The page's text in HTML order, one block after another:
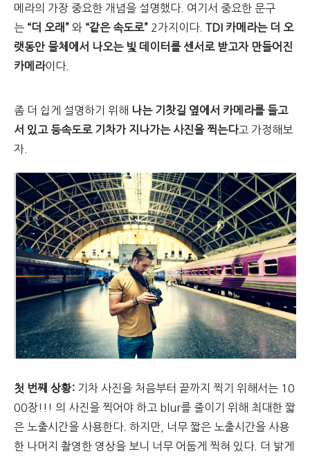
메라의 가장 중요한 개념을 설명했다. 여기서 중요한 문구
는 “더 오래” 와 “같은 속도로” 2가지이다. TDI 카메라는 더 오
랫동안 물체에서 나오는 빛 데이터를 센서로 받고자 만들어진
카메라이다.
좀 더 쉽게 설명하기 위해 나는 기찻길 옆에서 카메라를 들고
서 있고 등속도로 기차가 지나가는 사진을 찍는다고 가정해보
자.
첫 번째 상황: 기차 사진을 처음부터 끝까지 찍기 위해서는 10
00장!!! 의 사진을 찍어야 하고 blur를 줄이기 위해 최대한 짧
은 노출시간을 사용한다. 하지만, 너무 짧은 노출시간을 사용
한 나머지 촬영한 영상을 보니 너무 어둡게 찍혀 있다. 더 밝게